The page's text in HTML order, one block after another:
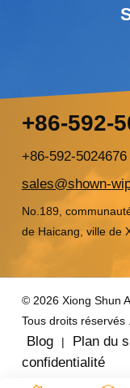
+86-592-
+86-592-5024676
sales@shown-
No.189,
de Haicang, ville de
© 2026 Xiong Shun
Tous droits réservés .
Blog | Plan du
confidentialité